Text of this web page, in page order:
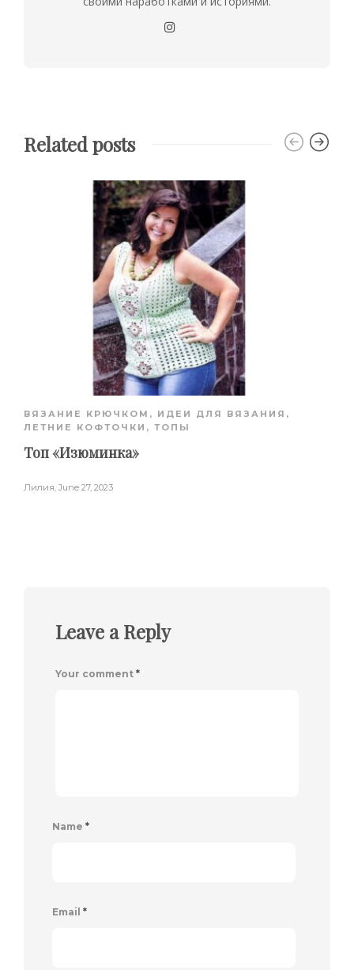
Related posts
ВЯЗАНИЕ КРЮЧКОМ , ИДЕИ ДЛЯ ВЯЗАНИЯ ,
ЛЕТНИЕ КОФТОЧКИ, ТОПЫ
Топ «Изюминка»
Лилия June 27, 2023
Leave a Reply
Your comment *
Name *
Email *